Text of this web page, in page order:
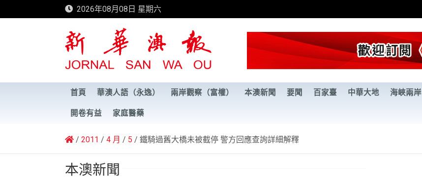
to
2026年08月08日 星期六
新華澳報
首頁 華澳人語（永逸） 兩岸觀察（富權） 本澳新聞 要聞 百家臺 中華大地 海峽兩岸
開卷有益 家庭醫藥
2011 4 月 5 鐵騎過舊大橋未被截停 警方回應查詢詳細解釋
本澳新聞